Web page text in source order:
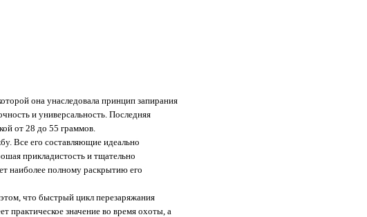
она унаследовала принцип запирания
и универсальность. Последняя
от 28 до 55 граммов.
Все его составляющие идеально
прикладистость и тщательно
наиболее полному раскрытию его
что быстрый цикл перезаряжания
практическое значение во время охоты, а